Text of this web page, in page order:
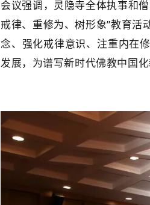
会议强调，灵隐寺全体执事和
戒律、重修为、树形象”教育活
念、强化戒律意识、注重内在
发展，为谱写新时代佛教中国化